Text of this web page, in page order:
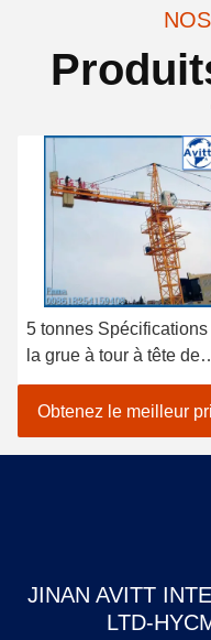
5 tonnes Spécifications
la grue à tour à tête de
chat pour les projets de
construction civile
Obtenez le meilleur
JINAN AVITT
LTD-